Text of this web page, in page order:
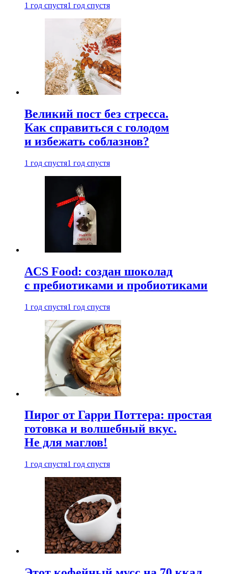
1 год спустя1 год спустя
Великий пост без стресса.
Как справиться с голодом
и избежать соблазнов?
1 год спустя1 год спустя
ACS Food: создан шоколад
с пребиотиками и пробиотиками
1 год спустя1 год спустя
Пирог от Гарри Поттера: простая
готовка и волшебный вкус.
Не для маглов!
1 год спустя1 год спустя